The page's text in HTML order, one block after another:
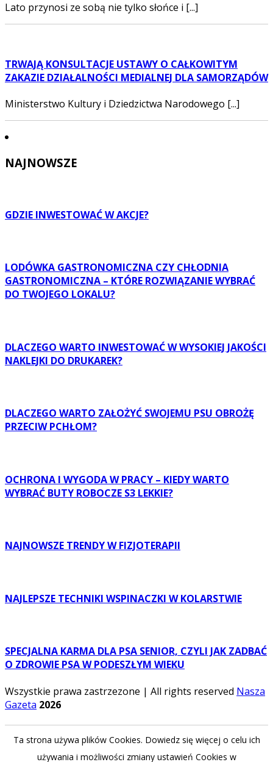
Lato przynosi ze sobą nie tylko słońce i [...]
TRWAJĄ KONSULTACJE USTAWY O CAŁKOWITYM
ZAKAZIE DZIAŁALNOŚCI MEDIALNEJ DLA SAMORZĄDÓW
Ministerstwo Kultury i Dziedzictwa Narodowego [...]
NAJNOWSZE
GDZIE INWESTOWAĆ W AKCJE?
LODÓWKA GASTRONOMICZNA CZY CHŁODNIA
GASTRONOMICZNA – KTÓRE ROZWIĄZANIE WYBRAĆ
DO TWOJEGO LOKALU?
DLACZEGO WARTO INWESTOWAĆ W WYSOKIEJ JAKOŚCI
NAKLEJKI DO DRUKAREK?
DLACZEGO WARTO ZAŁOŻYĆ SWOJEMU PSU OBROŻĘ
PRZECIW PCHŁOM?
OCHRONA I WYGODA W PRACY – KIEDY WARTO
WYBRAĆ BUTY ROBOCZE S3 LEKKIE?
NAJNOWSZE TRENDY W FIZJOTERAPII
NAJLEPSZE TECHNIKI WSPINACZKI W KOLARSTWIE
SPECJALNA KARMA DLA PSA SENIOR, CZYLI JAK ZADBAĆ
O ZDROWIE PSA W PODESZŁYM WIEKU
Wszystkie prawa zastrzezone | All rights reserved Nasza
Gazeta 2026
Ta strona używa plików Cookies. Dowiedz się więcej o celu ich
używania i możliwości zmiany ustawień Cookies w